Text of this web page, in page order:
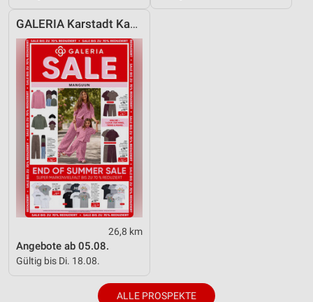
GALERIA Karstadt Kaufhof
26,8 km
Angebote ab 05.08.
Gültig bis Di. 18.08.
ALLE PROSPEKTE